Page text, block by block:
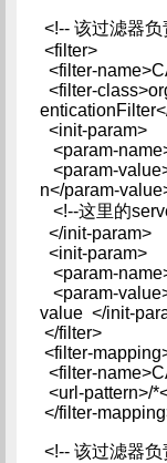
<!-- 该过滤器
<filter>
<filter-
<filter-
<init-param>
<param-
<param-
n</param-
<!--这里的
</init-param>
<init-param>
<param-
<param-
value </init-
</filter>
<filter-
<filter-
<url-pattern>/
</filter-
<!-- 该过滤器